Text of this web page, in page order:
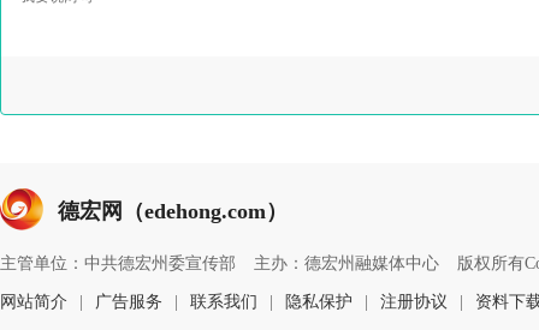
德宏网（edehong.com）
主管单位：中共德宏州委宣传部 主办：德宏州融媒体中心 版权所有
网站简介 广告服务 联系我们 隐私保护 注册协议 资料下